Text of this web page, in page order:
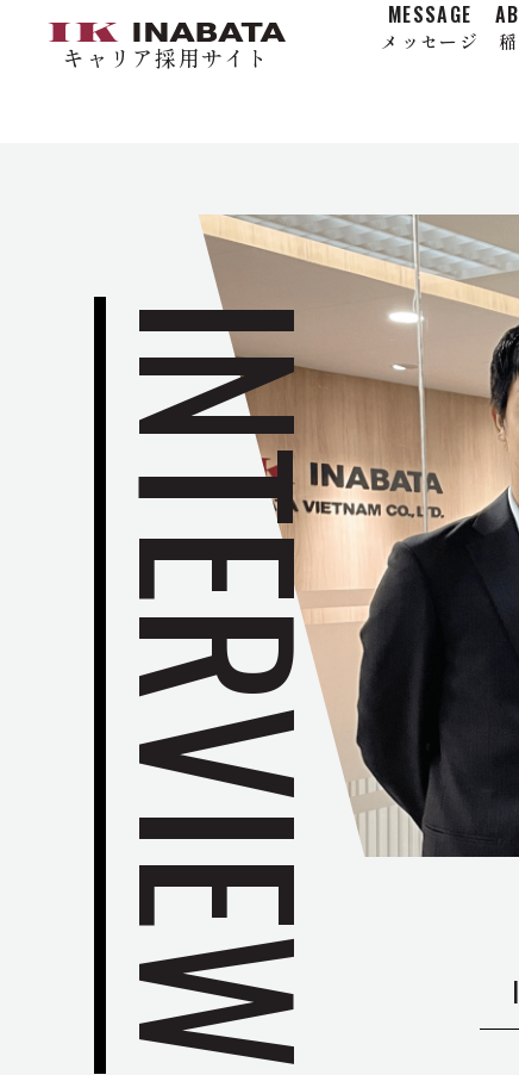
キャリア採用サイト
MESSAGE
メッセージ
キャリア採用メッ
ABOUT
1分で知る稲畑産業
事業紹介
SPECIAL 特集
データで知る稲畑
グローバル特集 ｜海
INTERVIEW